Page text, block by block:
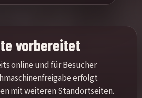
vorbereitet
online und für Besucher
erfolgt
mit weiteren Standortseiten.